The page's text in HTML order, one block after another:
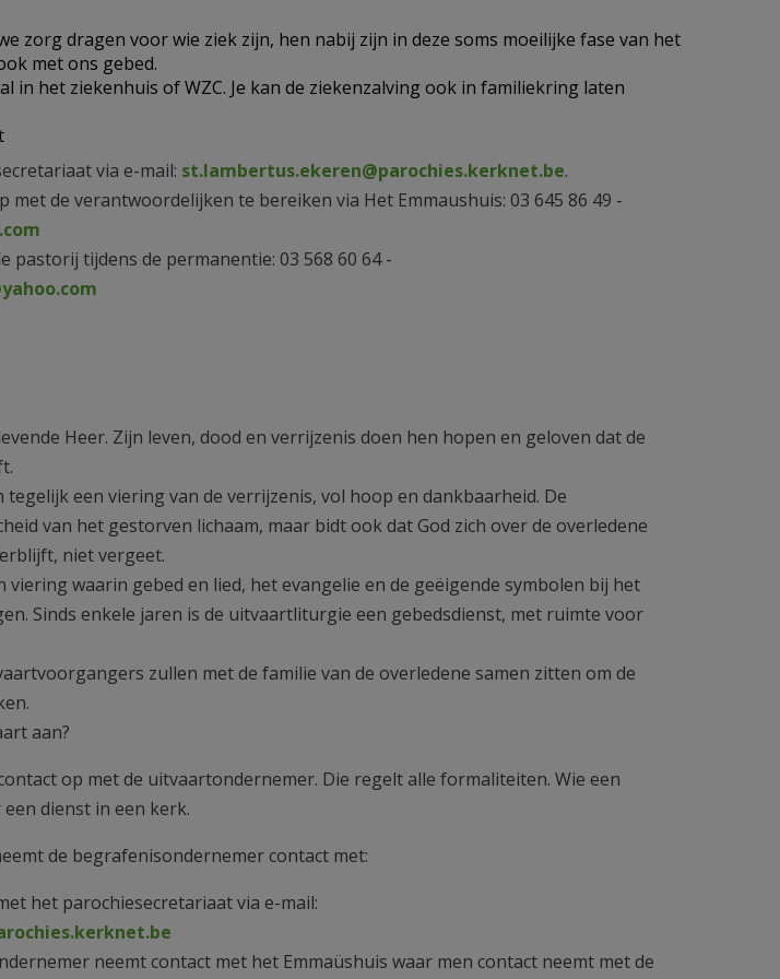
zorg dragen voor wie ziek zijn, hen nabij zijn in deze soms moeilijke fase van het
met ons gebed.
in het ziekenhuis of WZC. Je kan de ziekenzalving ook in familiekring laten
via e-mail: st.lambertus.ekeren@parochies.kerknet.be.
met de verantwoordelijken te bereiken via Het Emmaushuis: 03 645 86 49 -
pastorij tijdens de permanentie: 03 568 60 64 -
Heer. Zijn leven, dood en verrijzenis doen hen hopen en geloven dat de
een viering van de verrijzenis, vol hoop en dankbaarheid. De
van het gestorven lichaam, maar bidt ook dat God zich over de overledene
niet vergeet.
viering waarin gebed en lied, het evangelie en de geëigende symbolen bij het
Sinds enkele jaren is de uitvaartliturgie een gebedsdienst, met ruimte voor
zullen met de familie van de overledene samen zitten om de
aan?
op met de uitvaartondernemer. Die regelt alle formaliteiten. Wie een
dienst in een kerk.
de begrafenisondernemer contact met:
het parochiesecretariaat via e-mail:
neemt contact met het Emmaüshuis waar men contact neemt met de